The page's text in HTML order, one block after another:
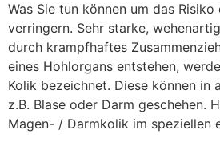
Was Sie tun können um das Risiko
verringern. Sehr starke,
durch krampfhaftes
eines Hohlorgans entstehen,
Kolik bezeichnet. Diese können in
z.B. Blase oder Darm geschehen.
Magen- / Darmkolik im speziellen